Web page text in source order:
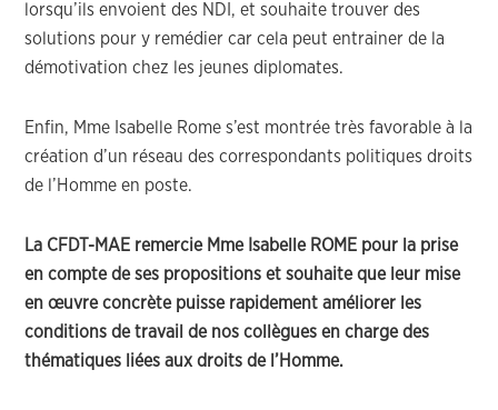
lorsqu’ils envoient des NDI, et souhaite trouver des
solutions pour y remédier car cela peut entrainer de la
démotivation chez les jeunes diplomates.
Enfin, Mme Isabelle Rome s’est montrée très favorable à la
création d’un réseau des correspondants politiques droits
de l’Homme en poste.
La CFDT-MAE remercie Mme Isabelle ROME pour la prise
en compte de ses propositions et souhaite que leur mise
en œuvre concrète puisse rapidement améliorer les
conditions de travail de nos collègues en charge des
thématiques liées aux droits de l’Homme.